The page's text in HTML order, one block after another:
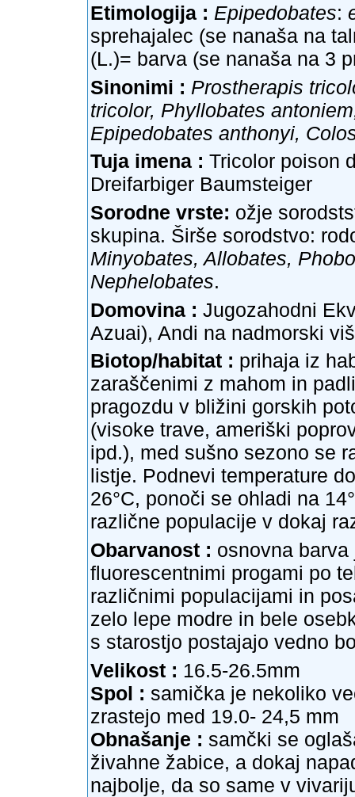
Etimologija : Epipedobates:
sprehajalec (se nanaša na
(L.)= barva (se nanaša na 3
Sinonimi : Prostherapis
tricolor, Phyllobates
Epipedobates anthonyi,
Tuja imena : Tricolor poison
Dreifarbiger Baumsteiger
Sorodne vrste: ožje
skupina. Širše sorodstvo:
Minyobates, Allobates,
Nephelobates.
Domovina : Jugozahodni
Azuai), Andi na nadmorski
Biotop/habitat : prihaja iz
zaraščenimi z mahom in
pragozdu v bližini gorskih
(visoke trave, ameriški
ipd.), med sušno sezono se
listje. Podnevi temperature
26°C, ponoči se ohladi na
različne populacije v dokaj
Obarvanost : osnovna
fluorescentnimi progami po
različnimi populacijami in
zelo lepe modre in bele
s starostjo postajajo vedno
Velikost : 16.5-26.5mm
Spol : samička je nekoliko
zrastejo med 19.0- 24,5 mm
Obnašanje : samčki se
živahne žabice, a dokaj
najbolje, da so same v